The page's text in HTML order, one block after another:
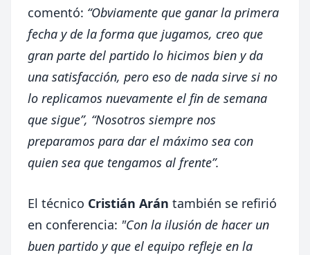
comentó: “Obviamente que ganar la primera
fecha y de la forma que jugamos, creo que
gran parte del partido lo hicimos bien y da
una satisfacción, pero eso de nada sirve si no
lo replicamos nuevamente el fin de semana
que sigue”, “Nosotros siempre nos
preparamos para dar el máximo sea con
quien sea que tengamos al frente”.
El técnico Cristián Arán también se refirió
en conferencia: "Con la ilusión de hacer un
buen partido y que el equipo refleje en la